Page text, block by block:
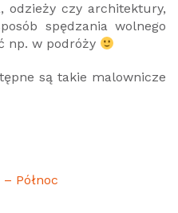
odzieży czy architektury,
spędzania wolnego
np. w podróży
są takie malownicze
Północ